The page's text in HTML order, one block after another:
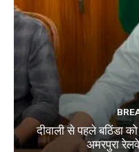
दीवाली से पहले बठिंडा
अमरपुरा